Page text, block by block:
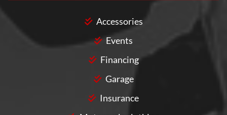
Accessories
Events
Financing
Garage
Insurance